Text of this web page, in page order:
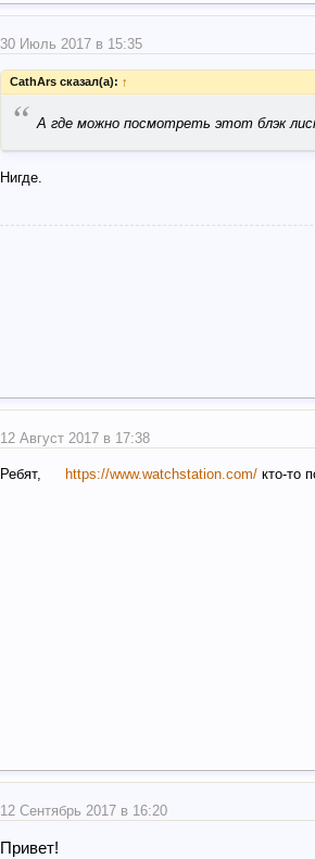
30 Июль 2017 в 15:35
CathArs сказал(а): ↑
“ А где можно посмотреть этот блэк
Нигде.
12 Август 2017 в 17:38
Ребят, https://www.watchstation.com/ кто-то
12 Сентябрь 2017 в 16:20
Привет!